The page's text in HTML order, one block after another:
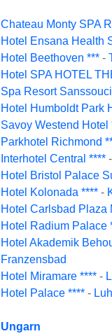
Chateau Monty SPA
Hotel Ensana Health
Hotel Beethoven *** -
Hotel SPA HOTEL
Spa Resort
Hotel Humboldt Park
Savoy Westend Hotel
Parkhotel Richmond
Interhotel Central **** -
Hotel Bristol Palace
Hotel Kolonada **** -
Hotel Carlsbad Plaza
Hotel Radium Palace
Hotel Akademik
Franzensbad
Hotel Miramare **** -
Hotel Palace **** -
Ungarn